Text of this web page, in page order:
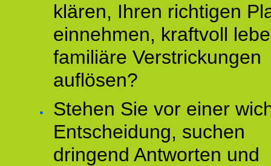
klären, Ihren richtigen
einnehmen, kraftvoll
familiäre Verstrickungen
auflösen?
Stehen Sie vor einer
Entscheidung, suchen
dringend Antworten und